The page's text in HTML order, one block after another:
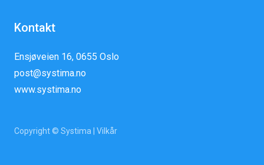
Kontakt
Ensjøveien 16, 0655 Oslo
post@systima.no
www.systima.no
Copyright © Systima | Vilkår